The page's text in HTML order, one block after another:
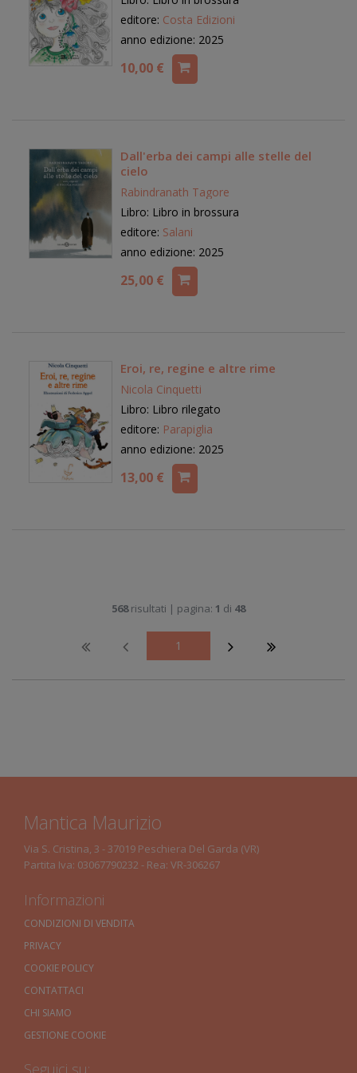
editore: Costa Edizioni
anno edizione: 2025
10,00 €
Dall'erba dei campi alle stelle del
cielo
Rabindranath Tagore
Libro: Libro in brossura
editore: Salani
anno edizione: 2025
25,00 €
Eroi, re, regine e altre rime
Nicola Cinquetti
Libro: Libro rilegato
editore: Parapiglia
anno edizione: 2025
13,00 €
568risultati | pagina: 1 di 48
1
Mantica Maurizio
Via S. Cristina, 3 - 37019 Peschiera Del Garda (VR)
Partita Iva: 03067790232 - Rea: VR-306267
Informazioni
CONDIZIONI DI VENDITA
PRIVACY
COOKIE POLICY
CONTATTACI
CHI SIAMO
GESTIONE COOKIE
Seguici su: